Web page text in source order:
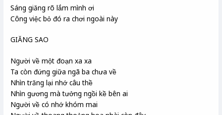
Sáng giăng rõ lắm mình ơi
Công việc bỏ đó ra chơi ngoài này
GIĂNG SAO
Người về một đoạn xa xa
Ta còn đứng giữa ngã ba chưa về
Nhìn trăng lại nhớ câu thề
Nhìn gương mà tưởng ngồi kề bên ai
Người về có nhớ khóm mai